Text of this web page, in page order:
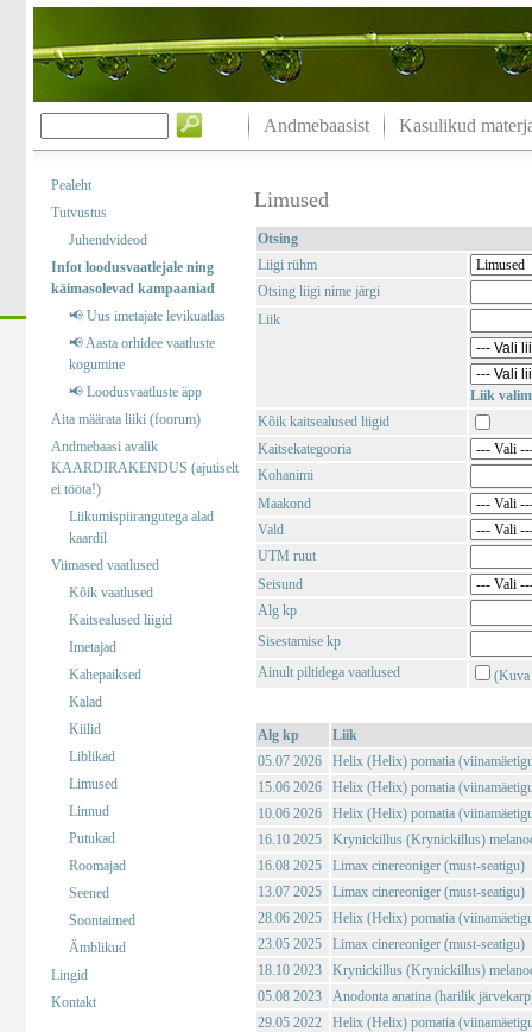
Andmebaasist Kasulikud
Pealeht
Tutvustus
Juhendvideod
Infot loodusvaatlejale ning
käimasolevad kampaaniad
📢 Uus imetajate levikuatlas
📢 Aasta orhidee vaatluste
kogumine
📢 Loodusvaatluste äpp
Aita määrata liiki (foorum)
Andmebaasi avalik
KAARDIRAKENDUS (ajutiselt
ei tööta!)
Liikumispiirangutega alad
kaardil
Viimased vaatlused
Kõik vaatlused
Kaitsealused liigid
Imetajad
Kahepaiksed
Kalad
Kiilid
Liblikad
Limused
Linnud
Putukad
Roomajad
Seened
Soontaimed
Ämblikud
Lingid
Kontakt
Limused
Otsing
Liigi rühm
Otsing liigi nime järgi
Liik
Liik
Kõik kaitsealused liigid
Kaitsekategooria
Kohanimi
Maakond
Vald
UTM ruut
Seisund
Alg kp
Sisestamise kp
Ainult piltidega vaatlused
(Kuva
Alg kp
Liik
05.07 2026
Helix (Helix) pomatia
15.06 2026
Helix (Helix) pomatia
10.06 2026
Helix (Helix) pomatia
16.10 2025
Krynickillus (Krynickillus)
16.08 2025
Limax cinereoniger (must-seatigu)
13.07 2025
Limax cinereoniger (must-seatigu)
28.06 2025
Helix (Helix) pomatia
23.05 2025
Limax cinereoniger (must-seatigu)
18.10 2023
Krynickillus (Krynickillus)
05.08 2023
Anodonta anatina (harilik
29.05 2022
Helix (Helix) pomatia